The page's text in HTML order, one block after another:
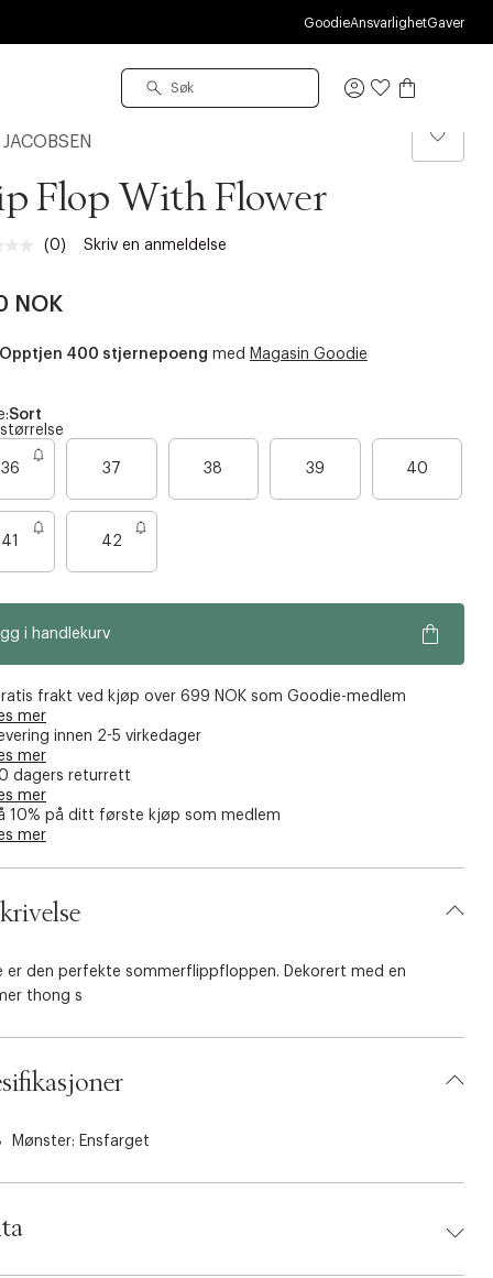
GoodieAnsvarlighetGaver
Logg
JACOBSEN
Flop With Flower
Ingen
sidelenke.
(0) Skriv en anmeldelse
NOK
Opptjen 400 stjernepoeng med Magasin Goodie
Sort
36 37
r
f
å
n
38
f
å
39
f
å
40
f
41 42
i handlekurv
frakt ved kjøp over 699 NOK som Goodie-medlem
mer
innen 2-5 virkedager
mer
dagers returrett
mer
10% på ditt første kjøp som medlem
mer
er den perfekte sommerflippfloppen. Dekorert med en
thong s
Mønster: Ensfarget